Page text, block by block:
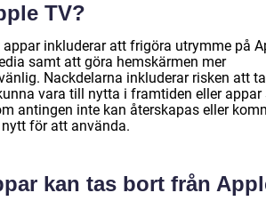
TV?
inkluderar att frigöra utrymme på
samt att göra hemskärmen mer
Nackdelarna inkluderar risken att
vara till nytta i framtiden eller appar
antingen inte kan återskapas eller
för att använda.
kan tas bort från